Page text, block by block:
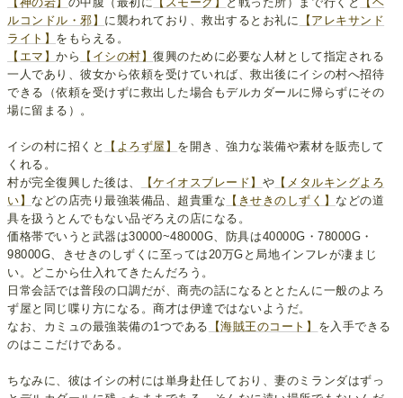
ルコンドル・邪】 に襲われており、救出するとお礼に
【アレキサンド
ライト】 をもらえる。
【エマ】から 【イシの村】復興のために必要な人材として指定される
一人であり、彼女から依頼を受けていれば、救出後にイシの村へ招待
できる（依頼を受けずに救出した場合もデルカダールに帰らずにその
場に留まる）。
イシの村に招くと 【よろず屋】 を開き、強力な装備や素材を販売して
くれる。
村が完全復興した後は、
【ケイオスブレード】 や 【メタルキングよろ
い】 などの店売り最強装備品、超貴重な 【きせきのしずく】 などの道
具を扱うとんでもない品ぞろえの店になる。
価格帯でいうと武器は30000~48000G、防具は40000G・78000G・
98000G、きせきのしずくに至っては20万Gと局地インフレが凄まじ
い。どこから仕入れてきたんだろう。
日常会話では普段の口調だが、商売の話になるととたんに一般のよろ
ず屋と同じ喋り方になる。商才は伊達ではないようだ。
なお、カミュの最強装備の1つである
【海賊王のコート】 を入手できる
のはここだけである。
ちなみに、彼はイシの村には単身赴任しており、妻のミランダはずっ